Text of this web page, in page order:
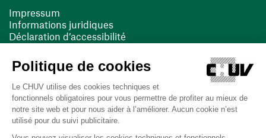
Impressum
Informations juridiques
Déclaration d’accessibilité
Cookies
(opens in a new window)